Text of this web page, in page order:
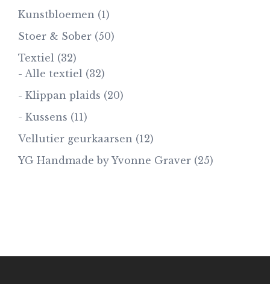
Kunstbloemen (1)
Stoer & Sober (50)
Textiel (32)
- Alle textiel (32)
- Klippan plaids (20)
- Kussens (11)
Vellutier geurkaarsen (12)
YG Handmade by Yvonne Graver (25)